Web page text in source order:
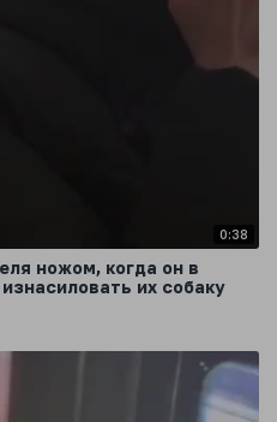
0:38
ножом, когда он в
их собаку